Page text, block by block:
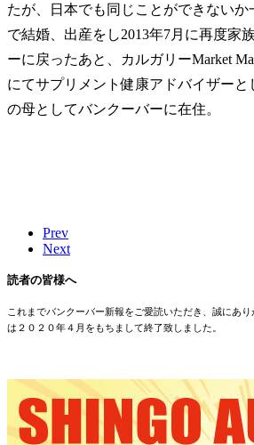
たが、日本でも同じことができない
で結婚、出産をし2013年7月に再度家
ーに戻ったあと、カルガリーMarket
にてサプリメント健康アドバイザーと
の母としてバンクーバーに在住。
Prev
Next
読者の皆様へ
これまでバンクーバー新報をご愛読いただき、誠にあ
は２０２０年４月をもちまして終了致しました。